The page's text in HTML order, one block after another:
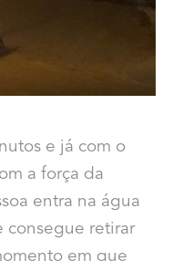
e já com o
a força da
entra na água
consegue retirar
em que